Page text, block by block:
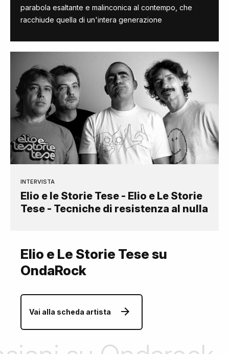
parabola esaltante e malinconica al contempo, che
racchiude quella di un'intera generazione
INTERVISTA
Elio e le Storie Tese - Elio e Le Storie
Tese - Tecniche di resistenza al nulla
Elio e Le Storie Tese su
OndaRock
Vai alla scheda artista